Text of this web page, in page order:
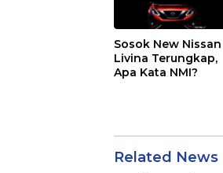
Sosok New Nissan
Livina Terungkap,
Apa Kata NMI?
Related News